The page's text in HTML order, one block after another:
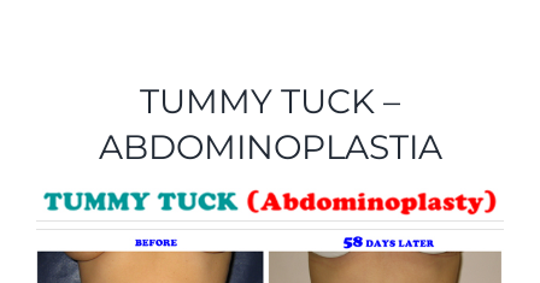
Nuestro equipo
Español
TUMMY TUCK –
ABDOMINOPLASTIA